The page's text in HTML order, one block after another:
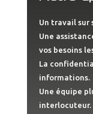
Un travail sur
Une
vos besoins
La
informations.
Une équipe
interlocuteur.